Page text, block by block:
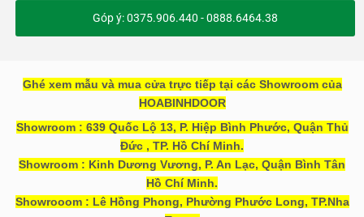
Góp ý: 0375.906.440 - 0888.6464.38
Ghé xem mẫu và mua cửa trực tiếp tại các Showroom của
HOABINHDOOR
Showroom : 639 Quốc Lộ 13, P. Hiệp Bình Phước, Quận Thủ
Đức , TP. Hồ Chí Minh.
Showroom : Kinh Dương Vương, P. An Lạc, Quận Bình Tân
Hồ Chí Minh.
Showrooom : Lê Hồng Phong, Phường Phước Long, TP.Nha